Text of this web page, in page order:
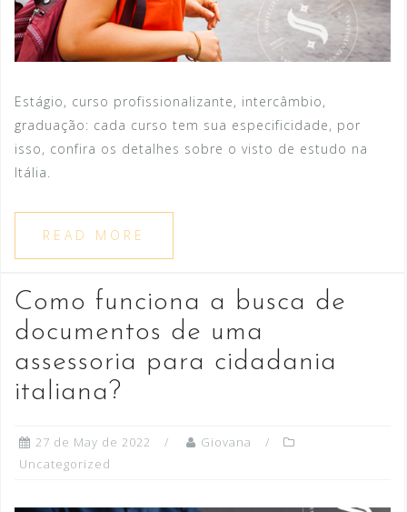
Estágio, curso profissionalizante, intercâmbio,
graduação: cada curso tem sua especificidade, por
isso, confira os detalhes sobre o visto de estudo na
Itália.
READ MORE
Como funciona a busca de
documentos de uma
assessoria para cidadania
italiana?
27 de May de 2022
Giovana
Uncategorized